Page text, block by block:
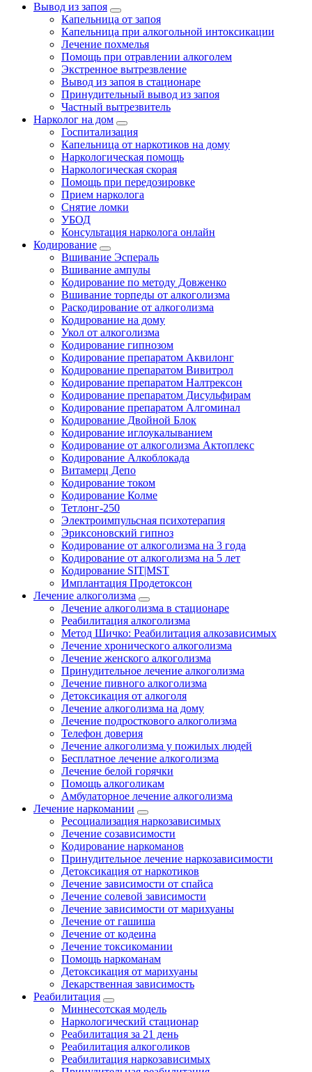
Вывод из запоя
Капельница от запоя
Капельница при алкогольной интоксикации
Лечение похмелья
Помощь при отравлении алкоголем
Экстренное вытрезвление
Вывод из запоя в стационаре
Принудительный вывод из запоя
Частный вытрезвитель
Нарколог на дом
Госпитализация
Капельница от наркотиков на дому
Наркологическая помощь
Наркологическая скорая
Помощь при передозировке
Прием нарколога
Снятие ломки
УБОД
Консультация нарколога онлайн
Кодирование
Вшивание Эспераль
Вшивание ампулы
Кодирование по методу Довженко
Вшивание торпеды от алкоголизма
Раскодирование от алкоголизма
Кодирование на дому
Укол от алкоголизма
Кодирование гипнозом
Кодирование препаратом Аквилонг
Кодирование препаратом Вивитрол
Кодирование препаратом Налтрексон
Кодирование препаратом Дисульфирам
Кодирование препаратом Алгоминал
Кодирование Двойной Блок
Кодирование иглоукалыванием
Кодирование от алкоголизма Актоплекс
Кодирование Алкоблокада
Витамерц Депо
Кодирование током
Кодирование Колме
Тетлонг-250
Электроимпульсная психотерапия
Эриксоновский гипноз
Кодирование от алкоголизма на 3 года
Кодирование от алкоголизма на 5 лет
Кодирование SIT|MST
Имплантация Продетоксон
Лечение алкоголизма
Лечение алкоголизма в стационаре
Реабилитация алкоголизма
Метод Шичко: Реабилитация алкозависимых
Лечение хронического алкоголизма
Лечение женского алкоголизма
Принудительное лечение алкоголизма
Лечение пивного алкоголизма
Детоксикация от алкоголя
Лечение алкоголизма на дому
Лечение подросткового алкоголизма
Телефон доверия
Лечение алкоголизма у пожилых людей
Бесплатное лечение алкоголизма
Лечение белой горячки
Помощь алкоголикам
Амбулаторное лечение алкоголизма
Лечение наркомании
Ресоциализация наркозависимых
Лечение созависимости
Кодирование наркоманов
Принудительное лечение наркозависимости
Детоксикация от наркотиков
Лечение зависимости от спайса
Лечение солевой зависимости
Лечение зависимости от марихуаны
Лечение от гашиша
Лечение от кодеина
Лечение токсикомании
Помощь наркоманам
Детоксикация от марихуаны
Лекарственная зависимость
Реабилитация
Миннесотская модель
Наркологический стационар
Реабилитация за 21 день
Реабилитация алкоголиков
Реабилитация наркозависимых